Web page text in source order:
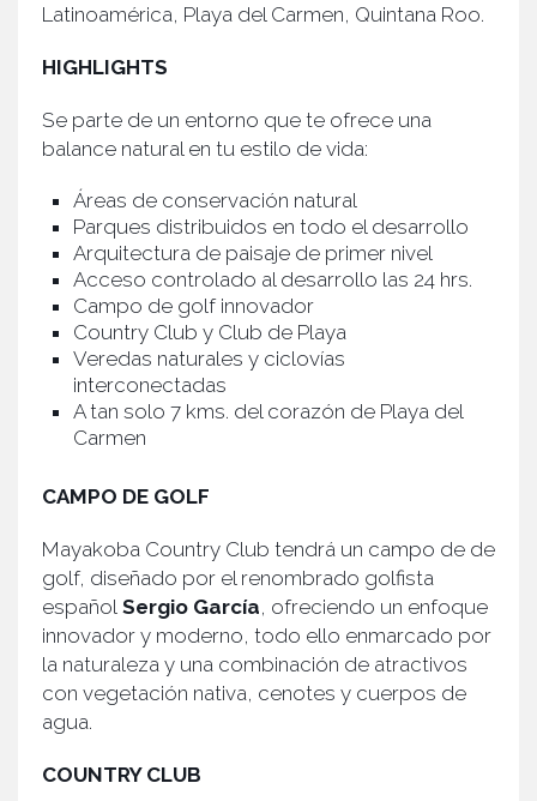
Latinoamérica, Playa del Carmen, Quintana Roo.
HIGHLIGHTS
Se parte de un entorno que te ofrece una
balance natural en tu estilo de vida:
Áreas de conservación natural
Parques distribuidos en todo el desarrollo
Arquitectura de paisaje de primer nivel
Acceso controlado al desarrollo las 24 hrs.
Campo de golf innovador
Country Club y Club de Playa
Veredas naturales y ciclovías
interconectadas
A tan solo 7 kms. del corazón de Playa del
Carmen
CAMPO DE GOLF
Mayakoba Country Club tendrá un campo de de
golf, diseñado por el renombrado golfista
español Sergio García, ofreciendo un enfoque
innovador y moderno, todo ello enmarcado por
la naturaleza y una combinación de atractivos
con vegetación nativa, cenotes y cuerpos de
agua.
COUNTRY CLUB